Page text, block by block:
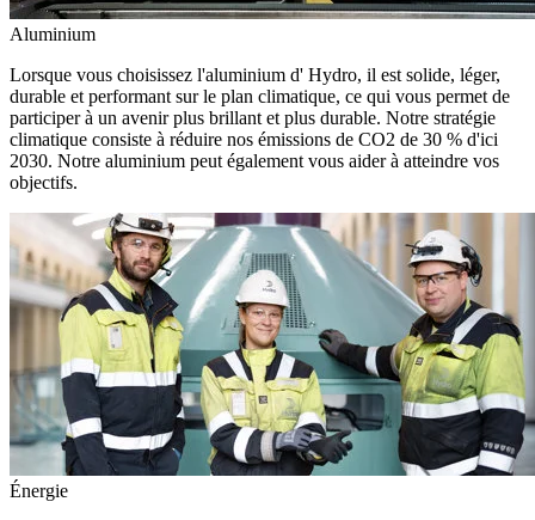
Aluminium
Lorsque vous choisissez l'aluminium d' Hydro, il est solide, léger,
durable et performant sur le plan climatique, ce qui vous permet de
participer à un avenir plus brillant et plus durable. Notre stratégie
climatique consiste à réduire nos émissions de CO2 de 30 % d'ici
2030. Notre aluminium peut également vous aider à atteindre vos
objectifs.
Énergie